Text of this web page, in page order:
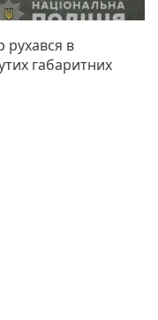
рухався в
габаритних